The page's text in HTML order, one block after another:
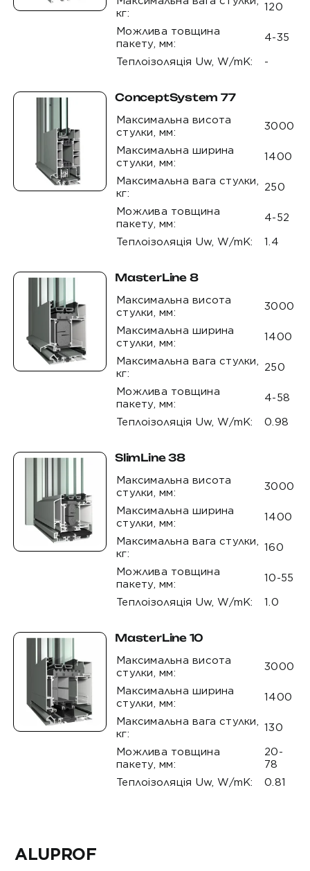
кг:
120
Можлива товщина
пакету, мм:
4-35
Теплоізоляція Uw, W/mK:
-
ConceptSystem 77
Максимальна висота
стулки, мм:
3000
Максимальна ширина
стулки, мм:
1400
Максимальна вага стулки,
кг:
250
Можлива товщина
пакету, мм:
4-52
Теплоізоляція Uw, W/mK:
1.4
MasterLine 8
Максимальна висота
стулки, мм:
3000
Максимальна ширина
стулки, мм:
1400
Максимальна вага стулки,
кг:
250
Можлива товщина
пакету, мм:
4-58
Теплоізоляція Uw, W/mK:
0.98
SlimLine 38
Максимальна висота
стулки, мм:
3000
Максимальна ширина
стулки, мм:
1400
Максимальна вага стулки,
кг:
160
Можлива товщина
пакету, мм:
10-55
Теплоізоляція Uw, W/mK:
1.0
MasterLine 10
Максимальна висота
стулки, мм:
3000
Максимальна ширина
стулки, мм:
1400
Максимальна вага стулки,
кг:
130
Можлива товщина
пакету, мм:
20-
78
Теплоізоляція Uw, W/mK:
0.81
ALUPROF